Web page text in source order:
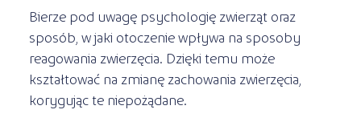
Bierze pod uwagę psychologię zwierząt oraz
sposób, w jaki otoczenie wpływa na sposoby
reagowania zwierzęcia. Dzięki temu może
kształtować na zmianę zachowania zwierzęcia,
korygując te niepożądane.